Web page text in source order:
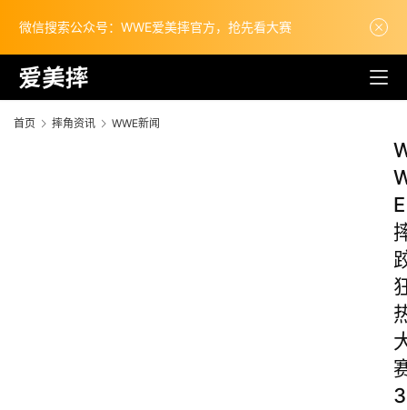
微信搜索公众号：WWE爱美摔官方，抢先看大赛
首页 摔角资讯 WWE新闻
E
3